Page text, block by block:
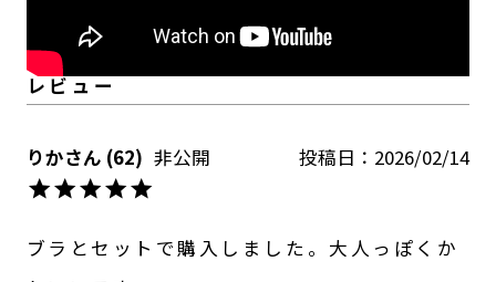
りか 62 非公開 投稿日 2026/02/14
ブラとセットで購入しました。大人っぽくか